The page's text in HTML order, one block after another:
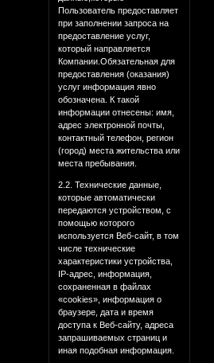
Пользователь предоставляет
при заполнении запроса на
предоставление услуг,
который направляется
Компании.Обязательная для
предоставления (оказания)
услуг информация явно
обозначена. К такой
информации отнесены: имя,
адрес электронной почты,
контактный телефон, регион
(город) места жительства или
места пребывания.
2.2. Технические данные,
которые автоматически
передаются устройством, с
помощью которого
используется Веб-сайт, в том
числе технические
характеристики устройства,
IP-адрес, информация,
сохраненная в файлах
«cookies», информация о
браузере, дата и время
доступа к Веб-сайту, адреса
запрашиваемых страниц и
иная подобная информация.